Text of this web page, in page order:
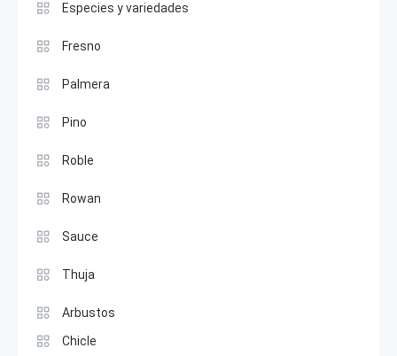
Especies y variedades
Fresno
Palmera
Pino
Roble
Rowan
Sauce
Thuja
Arbustos
Chicle